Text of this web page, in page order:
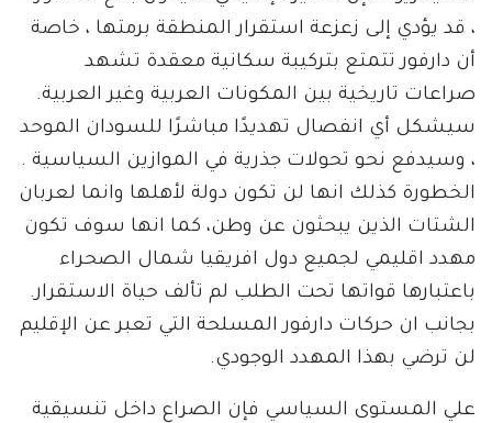
، قد يؤدي إلى زعزعة استقرار المنطقة برمتها ، خاصة
أن دارفور تتمتع بتركيبة سكانية معقدة تشهد
صراعات تاريخية بين المكونات العربية وغير العربية.
سيشكل أي انفصال تهديدًا مباشرًا للسودان الموحد
، وسيدفع نحو تحولات جذرية في الموازين السياسية .
الخطورة كذلك انها لن تكون دولة لأهلها وانما لعربان
الشتات الذين يبحثون عن وطن، كما انها سوف تكون
مهدد اقليمي لجميع دول افريقيا شمال الصحراء
باعتبارها قواتها تحت الطلب لم تألف حياة الاستقرار.
بجانب ان حركات دارفور المسلحة التي تعبر عن الإقليم
لن ترضي بهذا المهدد الوجودي.
علي المستوى السياسي فإن الصراع داخل تنسيقية